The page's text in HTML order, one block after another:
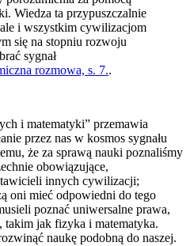
Wiedza ta przypuszczalnie
i wszystkim cywilizacjom
się na stopniu rozwoju
sygnał
rozmowa, s. 7..
i matematyki” przemawia
przez nas w kosmos sygnału
że za sprawą nauki poznaliśmy
obowiązujące,
innych cywilizacji;
oni mieć odpowiedni do tego
poznać uniwersalne prawa,
jak fizyka i matematyka.
naukę podobną do naszej.